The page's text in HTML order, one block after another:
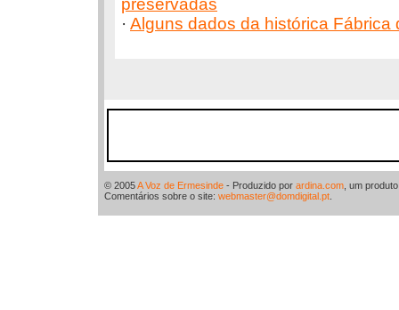
preservadas
· Alguns dados da histórica Fábrica
© 2005A Voz de Ermesinde - Produzido por ardina.com , um
Comentários sobre o site: webmaster@domdigital.pt